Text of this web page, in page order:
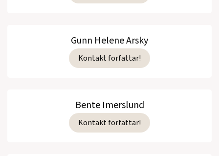
Gunn Helene Arsky
Kontakt forfattar!
Bente Imerslund
Kontakt forfattar!